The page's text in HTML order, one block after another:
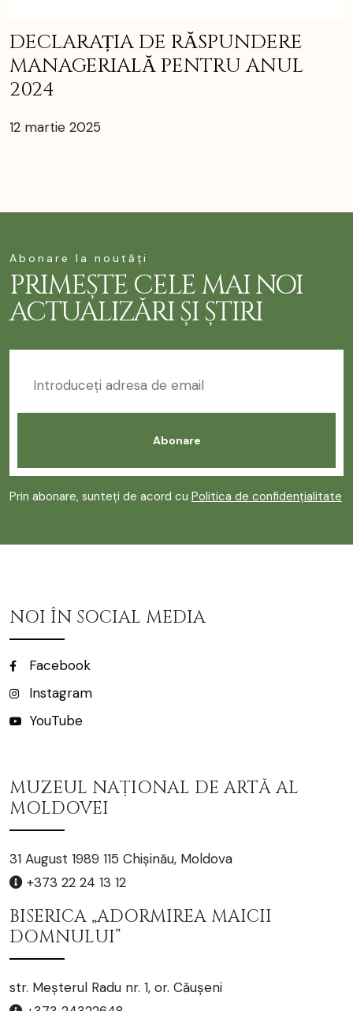
DECLARAȚIA DE RĂSPUNDERE
MANAGERIALĂ PENTRU ANUL
2024
12 martie 2025
Abonare la noutăți
PRIMEȘTE CELE MAI NOI
ACTUALIZĂRI ȘI ȘTIRI
Prin abonare, sunteți de acord cu Politica de confidențialitate
NOI ÎN SOCIAL MEDIA
Facebook
Instagram
YouTube
MUZEUL NAȚIONAL DE ARTĂ AL
MOLDOVEI
31 August 1989 115 Chișinău, Moldova
+373 22 24 13 12
BISERICA „ADORMIREA MAICII
DOMNULUI”
str. Meșterul Radu nr. 1, or. Căușeni